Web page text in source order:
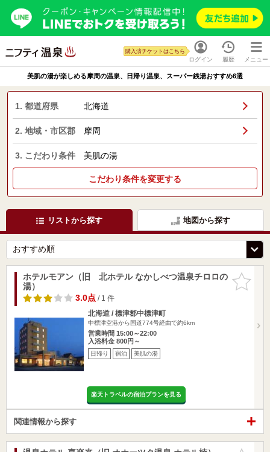
ログイン
購入済チケットはこちら
履歴 メニュー
美肌の湯が楽しめる摩周の温泉、日帰り温泉、スーパー銭湯おすすめ6選
1. 都道府県 北海道
2. 地域・市区郡 摩周
3. こだわり条件 美肌の湯
こだわり条件を変更する
リストから探す 地図から探す
お気に入
りに追加
ホテルモアン（旧 北ホテル なかしべつ温泉チロロの
湯）
3.0点/ 1 件
北海道 / 標津郡中標津町
中標津空港から国道774号経由で約6km
営業時間 15:00～22:00
入浴料金 800円～
日帰り 宿泊 美肌の湯
楽天トラベルの宿泊プランを見る
関連情報から探す